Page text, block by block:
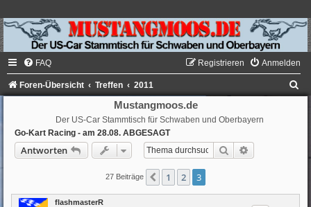
FAQ Anmelden
Registrieren
Foren-Übersicht Treffen 2011
Mustangmoos.de
Der US-Car Stammtisch für Schwaben und Oberbayern
Go-Kart Racing - am 28.08. ABGESAGT
Antworten Suche
27 Beiträge Vorherige
1 2 3
flashmasterR